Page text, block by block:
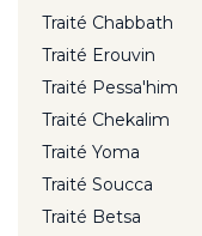
Traité Chabbath
Traité Erouvin
Traité Pessa'him
Traité Chekalim
Traité Yoma
Traité Soucca
Traité Betsa